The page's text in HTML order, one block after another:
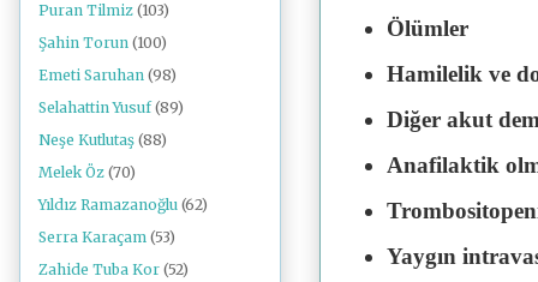
Ölümler
Hamilelik ve
Diğer akut
Anafilaktik
Yaygın
Puran Tilmiz (103)
Şahin Torun (100)
Emeti Saruhan (98)
Selahattin Yusuf (89)
Neşe Kutlutaş (88)
Melek Öz (70)
Yıldız Ramazanoğlu (62)
Serra Karaçam (53)
Zahide Tuba Kor (52)